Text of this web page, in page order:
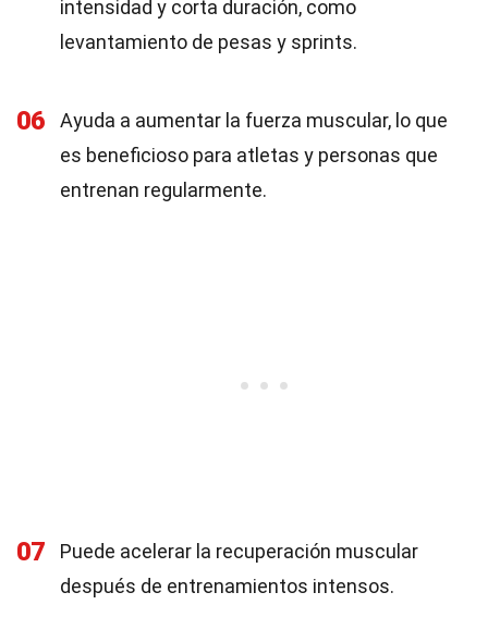
intensidad y corta duración, como
levantamiento de pesas y sprints.
06
Ayuda a aumentar la fuerza muscular, lo que
es beneficioso para atletas y personas que
entrenan regularmente.
07
Puede acelerar la recuperación muscular
después de entrenamientos intensos.